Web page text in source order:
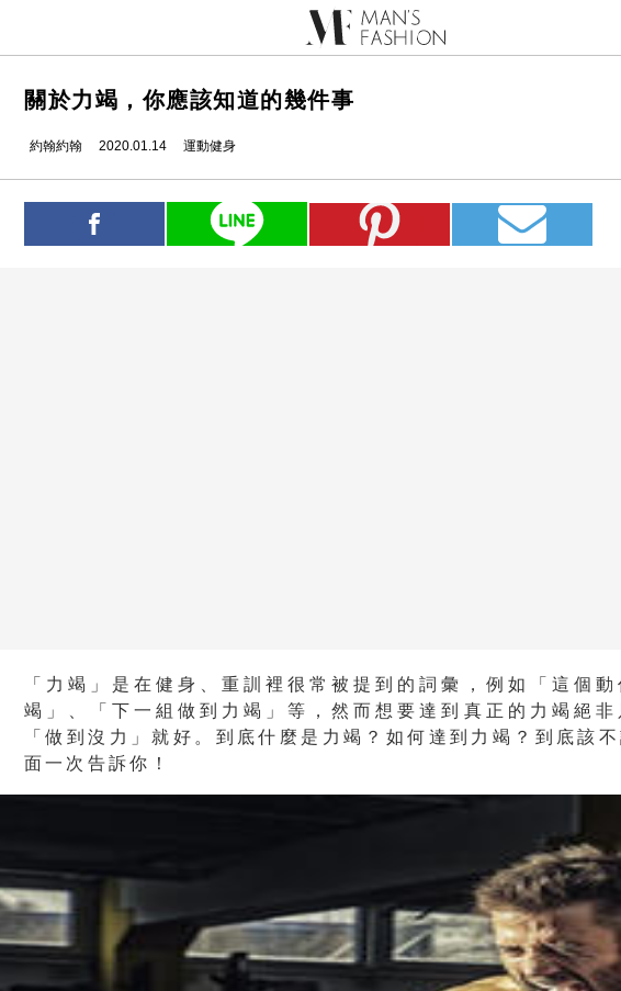
關於力竭，你應該知道的幾件事
約翰約翰 2020.01.14 運動健身
「力竭」是在健身、重訓裡很常被提到的詞彙，例如「這個動
竭」、「下一組做到力竭」等，然而想要達到真正的力竭絕非
「做到沒力」就好。到底什麼是力竭？如何達到力竭？到底該
面一次告訴你！